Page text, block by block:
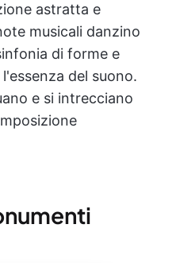
astratta e
musicali danzino
di forme e
del suono.
e si intrecciano